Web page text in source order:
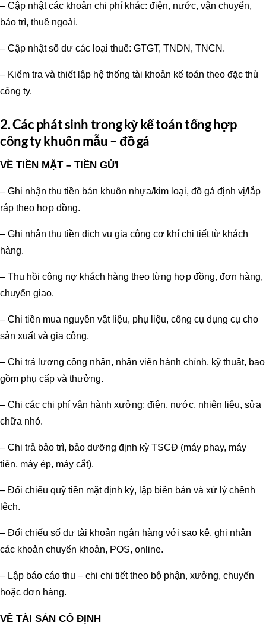
– Cập nhật các khoản chi phí khác: điện, nước, vận chuyển,
bảo trì, thuê ngoài.
– Cập nhật số dư các loại thuế: GTGT, TNDN, TNCN.
– Kiểm tra và thiết lập hệ thống tài khoản kế toán theo đặc thù
công ty.
2. Các phát sinh trong kỳ kế toán tổng hợp
công ty khuôn mẫu – đồ gá
VỀ TIỀN MẶT – TIỀN GỬI
– Ghi nhận thu tiền bán khuôn nhựa/kim loại, đồ gá định vị/lắp
ráp theo hợp đồng.
– Ghi nhận thu tiền dịch vụ gia công cơ khí chi tiết từ khách
hàng.
– Thu hồi công nợ khách hàng theo từng hợp đồng, đơn hàng,
chuyến giao.
– Chi tiền mua nguyên vật liệu, phụ liệu, công cụ dụng cụ cho
sản xuất và gia công.
– Chi trả lương công nhân, nhân viên hành chính, kỹ thuật, bao
gồm phụ cấp và thưởng.
– Chi các chi phí vận hành xưởng: điện, nước, nhiên liệu, sửa
chữa nhỏ.
– Chi trả bảo trì, bảo dưỡng định kỳ TSCĐ (máy phay, máy
tiện, máy ép, máy cắt).
– Đối chiếu quỹ tiền mặt định kỳ, lập biên bản và xử lý chênh
lệch.
– Đối chiếu số dư tài khoản ngân hàng với sao kê, ghi nhận
các khoản chuyển khoản, POS, online.
– Lập báo cáo thu – chi chi tiết theo bộ phận, xưởng, chuyến
hoặc đơn hàng.
VỀ TÀI SẢN CỐ ĐỊNH